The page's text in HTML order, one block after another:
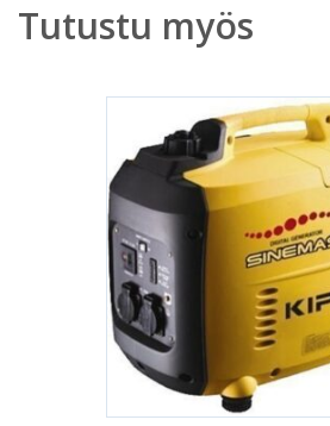
Tutustu myös